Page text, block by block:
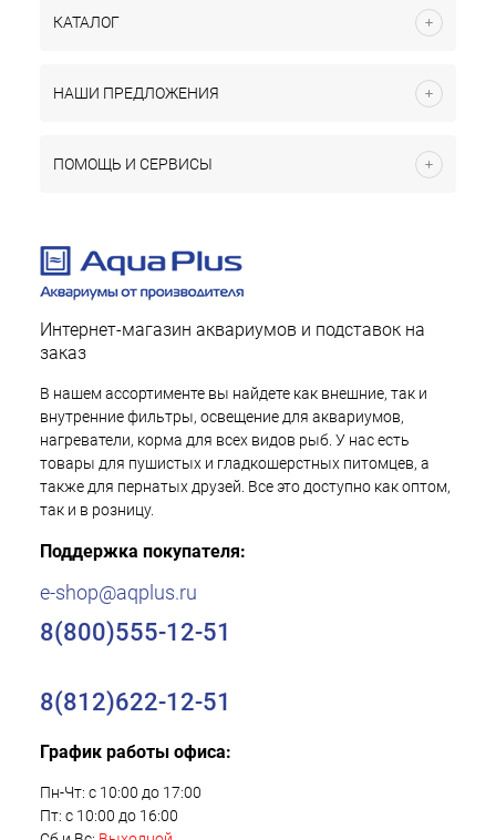
КАТАЛОГ
НАШИ ПРЕДЛОЖЕНИЯ
ПОМОЩЬ И СЕРВИСЫ
Интернет-магазин аквариумов и подставок на
заказ
В нашем ассортименте вы найдете как внешние, так и
внутренние фильтры, освещение для аквариумов,
нагреватели, корма для всех видов рыб. У нас есть
товары для пушистых и гладкошерстных питомцев, а
также для пернатых друзей. Все это доступно как оптом,
так и в розницу.
Поддержка покупателя:
e-shop@aqplus.ru
8(800)555-12-51
8(812)622-12-51
График работы офиса:
Пн-Чт: с 10:00 до 17:00
Пт: с 10:00 до 16:00